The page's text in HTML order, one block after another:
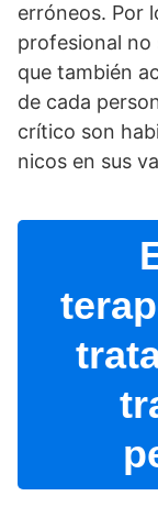
erróneos. Por
profesional no
que también
de cada
crí­tico son
nicos en sus